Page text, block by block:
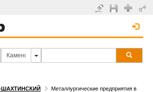
ШАХТИНСКИЙ
Металлургические предприятия в